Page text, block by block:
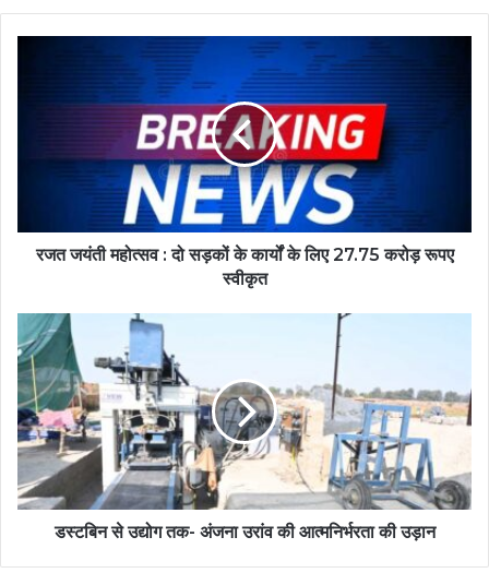
रजत जयंती महोत्सव : दो सड़कों के कार्यों के लिए 27.75 करोड़ रूपए
स्वीकृत
डस्टबिन से उद्योग तक- अंजना उरांव की आत्मनिर्भरता की उड़ान